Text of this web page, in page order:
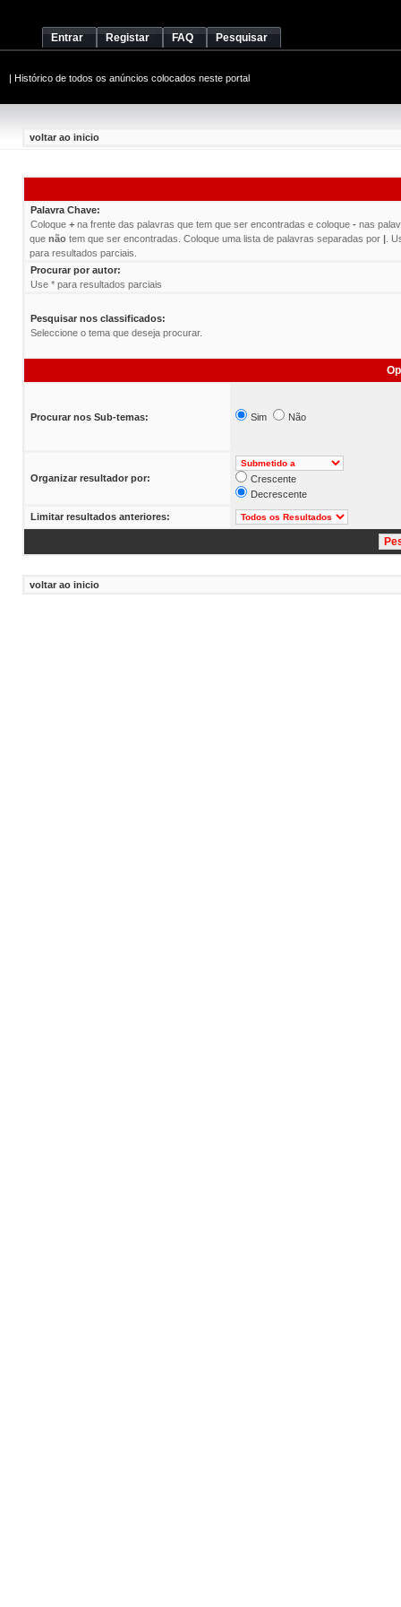
Entrar Registar FAQ Pesquisar
| Histórico de todos os anúncios colocados neste portal
voltar ao inicio
Palavra Chave:
Coloque + na frente das palavras que tem que ser encontradas e coloque - nas
que não tem que ser encontradas. Coloque uma lista de palavras separadas por | .
para resultados parciais.
Procurar por autor:
Use * para resultados parciais
Pesquisar nos classificados:
Seleccione o tema que deseja procurar.
Procurar nos Sub-temas: Sim Não
Organizar resultador por:
Crescente
Decrescente
Limitar resultados anteriores:
voltar ao inicio